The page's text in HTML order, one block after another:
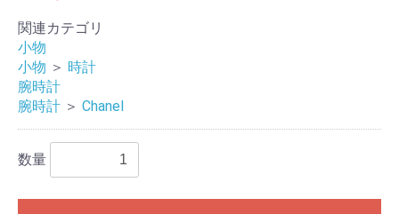
関連カテゴリ
小物
小物 ＞ 時計
腕時計
腕時計 ＞ Chanel
数量